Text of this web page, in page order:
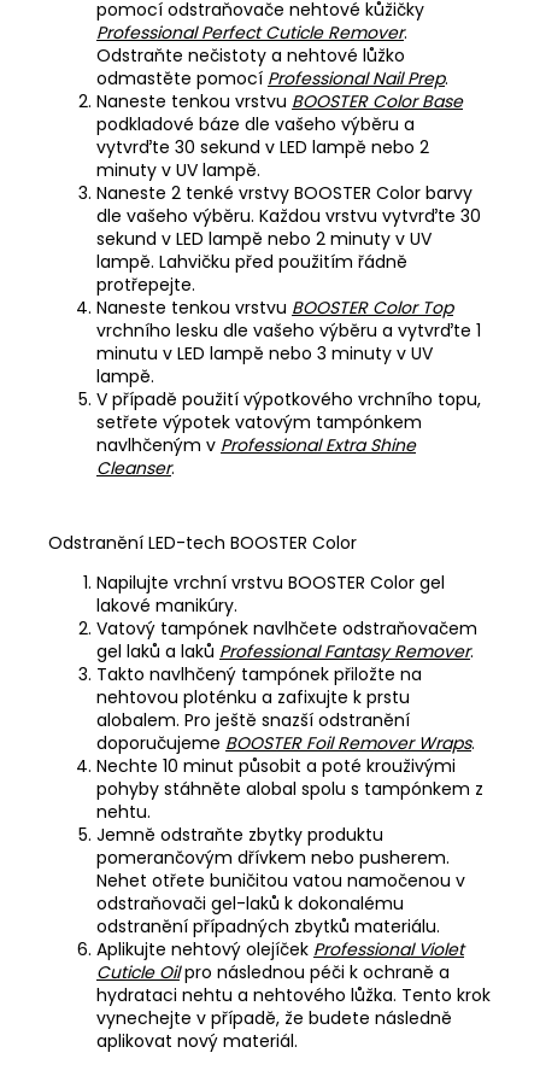
pomocí odstraňovače nehtové kůžičky
Professional Perfect Cuticle Remover.
Odstraňte nečistoty a nehtové lůžko
odmastěte pomocí Professional Nail Prep.
Naneste tenkou vrstvu BOOSTER Color Base
podkladové báze dle vašeho výběru a
vytvrďte 30 sekund v LED lampě nebo 2
minuty v UV lampě.
Naneste 2 tenké vrstvy BOOSTER Color barvy
dle vašeho výběru. Každou vrstvu vytvrďte 30
sekund v LED lampě nebo 2 minuty v UV
lampě. Lahvičku před použitím řádně
protřepejte.
Naneste tenkou vrstvu BOOSTER Color Top
vrchního lesku dle vašeho výběru a vytvrďte 1
minutu v LED lampě nebo 3 minuty v UV
lampě.
V případě použití výpotkového vrchního topu,
setřete výpotek vatovým tampónkem
navlhčeným v Professional Extra Shine
Cleanser.
Odstranění LED-tech BOOSTER Color
Napilujte vrchní vrstvu BOOSTER Color gel
lakové manikúry.
Vatový tampónek navlhčete odstraňovačem
gel laků a laků Professional Fantasy Remover.
Takto navlhčený tampónek přiložte na
nehtovou ploténku a zafixujte k prstu
alobalem. Pro ještě snazší odstranění
doporučujeme BOOSTER Foil Remover Wraps.
Nechte 10 minut působit a poté krouživými
pohyby stáhněte alobal spolu s tampónkem z
nehtu.
Jemně odstraňte zbytky produktu
pomerančovým dřívkem nebo pusherem.
Nehet otřete buničitou vatou namočenou v
odstraňovači gel-laků k dokonalému
odstranění případných zbytků materiálu.
Aplikujte nehtový olejíček Professional Violet
Cuticle Oilpro následnou péči k ochraně a
hydrataci nehtu a nehtového lůžka. Tento krok
vynechejte v případě, že budete následně
aplikovat nový materiál.